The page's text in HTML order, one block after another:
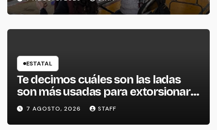
ESTATAL
Te decimos cuáles son las ladas
son más usadas para extorsionar
en Michoacán
7 AGOSTO, 2026 STAFF